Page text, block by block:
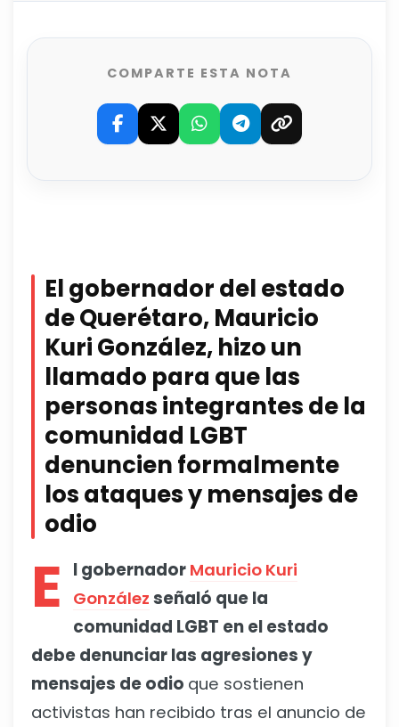
COMPARTE ESTA NOTA
El gobernador del estado
de Querétaro, Mauricio
Kuri González, hizo un
llamado para que las
personas integrantes de la
comunidad LGBT
denuncien formalmente
los ataques y mensajes de
odio
E l gobernador Mauricio Kuri
González señaló que la
comunidad LGBT en el estado
debe denunciar las agresiones y
mensajes de odio que sostienen
activistas han recibido tras el anuncio de